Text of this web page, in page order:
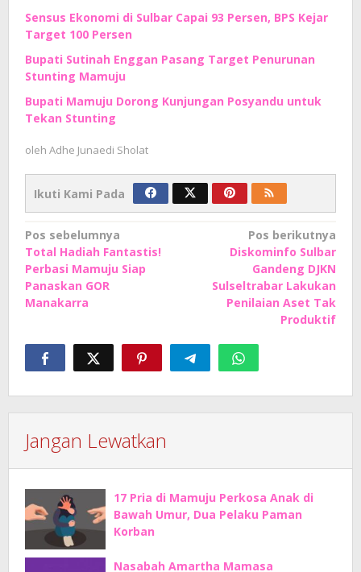
Sensus Ekonomi di Sulbar Capai 93 Persen, BPS Kejar
Target 100 Persen
Bupati Sutinah Enggan Pasang Target Penurunan
Stunting Mamuju
Bupati Mamuju Dorong Kunjungan Posyandu untuk
Tekan Stunting
oleh Adhe Junaedi Sholat
Ikuti Kami Pada
Navigasi
pos
Pos sebelumnya
Total Hadiah Fantastis!
Perbasi Mamuju Siap
Panaskan GOR
Manakarra
Pos berikutnya
Diskominfo Sulbar
Gandeng DJKN
Sulseltrabar Lakukan
Penilaian Aset Tak
Produktif
Jangan Lewatkan
17 Pria di Mamuju Perkosa Anak di
Bawah Umur, Dua Pelaku Paman
Korban
Nasabah Amartha Mamasa